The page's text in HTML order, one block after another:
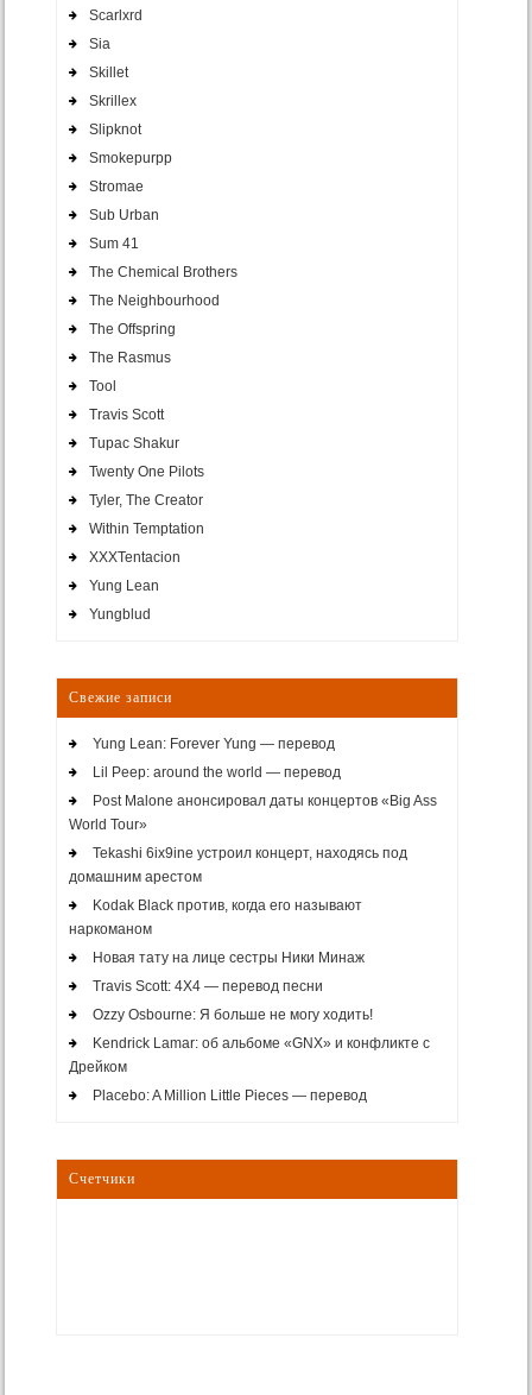
Scarlxrd
Sia
Skillet
Skrillex
Slipknot
Smokepurpp
Stromae
Sub Urban
Sum 41
The Chemical Brothers
The Neighbourhood
The Offspring
The Rasmus
Tool
Travis Scott
Tupac Shakur
Twenty One Pilots
Tyler, The Creator
Within Temptation
XXXTentacion
Yung Lean
Yungblud
Свежие записи
Yung Lean: Forever Yung — перевод
Lil Peep: around the world — перевод
Post Malone анонсировал даты концертов «Big Ass
World Tour»
Tekashi 6ix9ine устроил концерт, находясь под
домашним арестом
Kodak Black против, когда его называют
наркоманом
Новая тату на лице сестры Ники Минаж
Travis Scott: 4X4 — перевод песни
Ozzy Osbourne: Я больше не могу ходить!
Kendrick Lamar: об альбоме «GNX» и конфликте с
Дрейком
Placebo: A Million Little Pieces — перевод
Счетчики